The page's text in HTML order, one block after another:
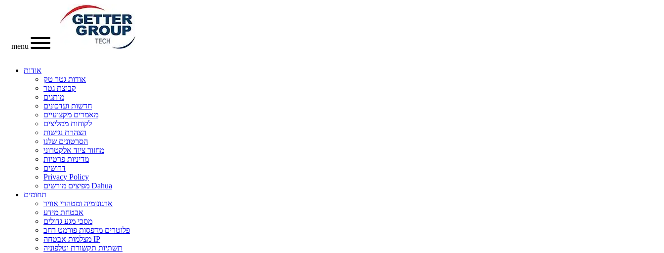
menu
אודות
אודות גטר טק
קבוצת גטר
מותגים
חדשות ועדכונים
מאמרים מקצועיים
לקוחות ממליצים
הצהרת נגישות
הסרטונים שלנו
מחזור ציוד אלקטרוני
מדיניות פרטיות
דרושים
Privacy Policy
מפיצים מורשים Dahua
תחומים
ארגונומיה ומטהרי אוויר
אבטחת מידע
מסכי מגע גדולים
פלוטרים מדפסות פורמט רחב
מצלמות אבטחה IP
תשתיות תקשורת וטלפוניה